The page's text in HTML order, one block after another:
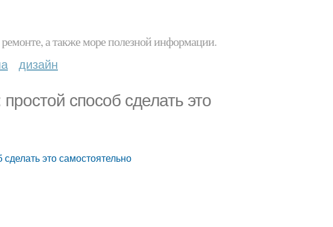
ремонте, а также море полезной информации.
дизайн
способ сделать это
это самостоятельно